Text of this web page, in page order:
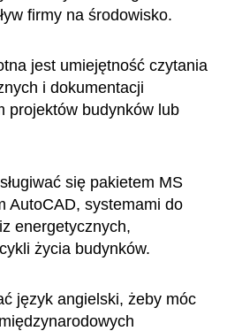
firmy na środowisko.
jest umiejętność czytania
i dokumentacji
projektów budynków lub
się pakietem MS
AutoCAD, systemami do
energetycznych,
życia budynków.
język angielski, żeby móc